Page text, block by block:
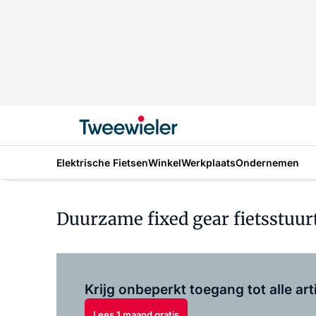
Elektrische FietsenWinkelWerkplaatsOndernemen
Duurzame fixed gear
Krijg onbeperkt toegang tot alle